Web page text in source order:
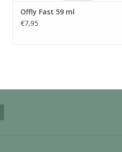
Offly Fast 59 ml
€7,95